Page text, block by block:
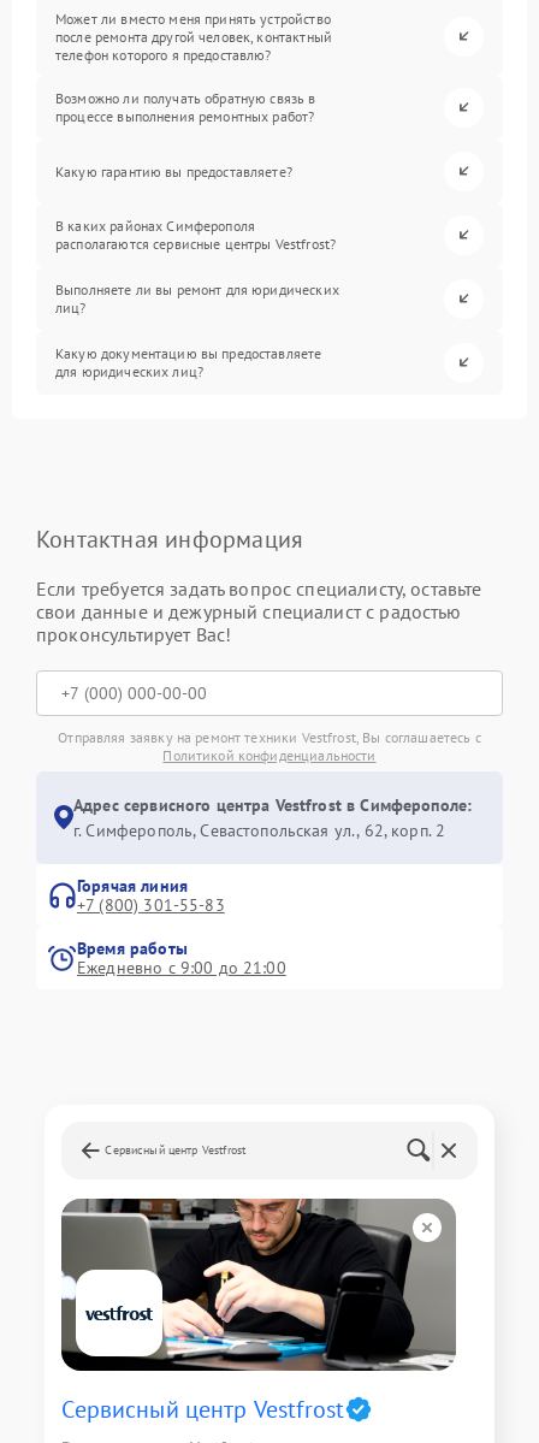
Может ли вместо меня принять устройство
после ремонта другой человек, контактный
телефон которого я предоставлю?
Возможно ли получать обратную связь в
процессе выполнения ремонтных работ?
Какую гарантию вы предоставляете?
В каких районах Симферополя
располагаются сервисные центры Vestfrost?
Выполняете ли вы ремонт для юридических
лиц?
Какую документацию вы предоставляете
для юридических лиц?
Контактная информация
Если требуется задать вопрос специалисту, оставьте
свои данные и дежурный специалист с радостью
проконсультирует Вас!
Отправляя заявку на ремонт техники Vestfrost, Вы соглашаетесь с
Политикой конфиденциальности
Адрес сервисного центра Vestfrost в Симферополе:
г. Симферополь, Севастопольская ул., 62, корп. 2
Горячая линия
+7 (800) 301-55-83
Время работы
Ежедневно с 9:00 до 21:00
Сервисный центр Vestfrost
Сервисный центр Vestfrost